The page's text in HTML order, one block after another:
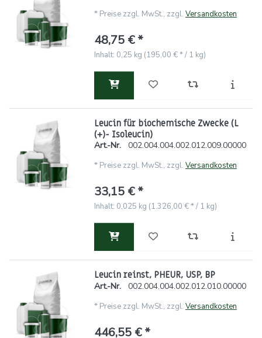
* Preise zzgl. MwSt., zzgl. Versandkosten
48,75 € *
Inhalt: 0,25 kg (195,00 € * / 1 kg)
Leucin für biochemische Zwecke (L
(+)- Isoleucin)
Art.-Nr. 002.004.004.002.012.009.00000
* Preise zzgl. MwSt., zzgl. Versandkosten
33,15 € *
Inhalt: 0,025 kg (1.326,00 € * / 1 kg)
Leucin reinst, PHEUR, USP, BP
Art.-Nr. 002.004.004.002.012.010.00000
* Preise zzgl. MwSt., zzgl. Versandkosten
446,55 € *